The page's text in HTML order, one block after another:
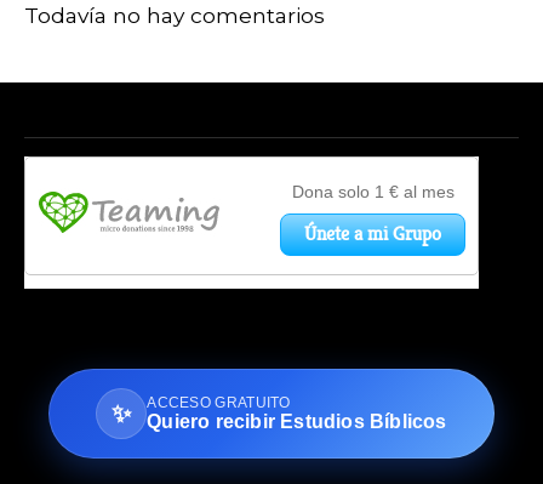
Todavía no hay comentarios
✨ ACCESO GRATUITO
Quiero recibir Estudios Bíblicos